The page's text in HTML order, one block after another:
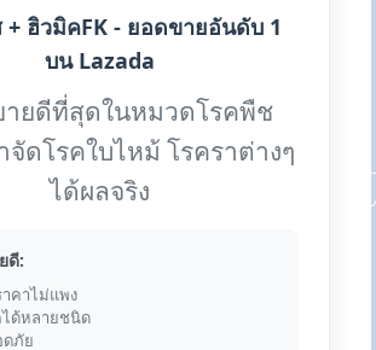
+ ฮิวมิคFK - ยอดขายอันดับ 1
บน Lazada
ยดีที่สุดในหมวดโรคพืช
จัดโรคใบไหม้ โรคราต่างๆ
ได้ผลจริง
ดี:
าคาไม่แพง
ได้หลายชนิด
ดภัย